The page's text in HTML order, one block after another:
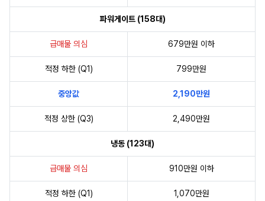
파워게이트 (158대)
급매물 의심 679만원 이하
적정 하한 (Q1) 799만원
중앙값 2,190만원
적정 상한 (Q3) 2,490만원
냉동 (123대)
급매물 의심 910만원 이하
적정 하한 (Q1) 1,070만원